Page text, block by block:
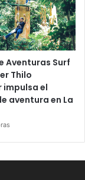
Aventuras Surf
Thilo
impulsa el
aventura en La